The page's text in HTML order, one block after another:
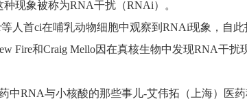
种现象被称为RNA干扰（RNAi）。
等人首ci在哺乳动物细胞中观察到RNAi现象，自
Fire和Craig Mello因在真核生物中发现RNA干扰